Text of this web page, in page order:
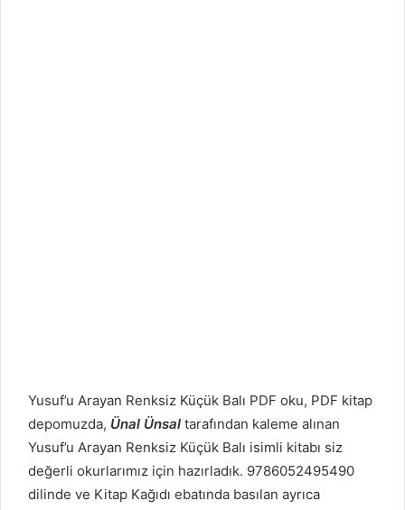
Yusuf’u Arayan Renksiz Küçük Balı PDF oku, PDF kitap
depomuzda, Ünal Ünsal tarafından kaleme alınan
Yusuf’u Arayan Renksiz Küçük Balı isimli kitabı siz
değerli okurlarımız için hazırladık. 9786052495490
dilinde ve Kitap Kağıdı ebatında basılan ayrıca